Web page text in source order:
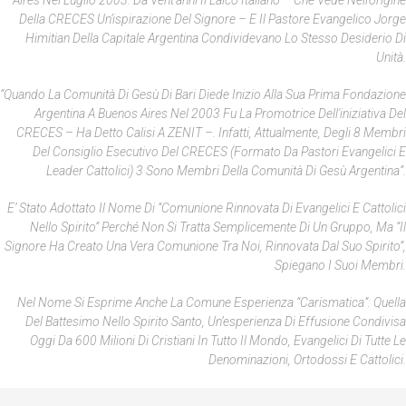
Della CRECES Un’ispirazione Del Signore – E Il Pastore Evangelico Jorge
Himitian Della Capitale Argentina Condividevano Lo Stesso Desiderio Di
Unità.
“Quando La Comunità Di Gesù Di Bari Diede Inizio Alla Sua Prima Fondazione
Argentina A Buenos Aires Nel 2003 Fu La Promotrice Dell'iniziativa Del
CRECES – Ha Detto Calisi A ZENIT –. Infatti, Attualmente, Degli 8 Membri
Del Consiglio Esecutivo Del CRECES (formato Da Pastori Evangelici E
Leader Cattolici) 3 Sono Membri Della Comunità Di Gesù Argentina”.
E’ Stato Adottato Il Nome Di “Comunione Rinnovata Di Evangelici E Cattolici
Nello Spirito” Perché Non Si Tratta Semplicemente Di Un Gruppo, Ma “il
Signore Ha Creato Una Vera Comunione Tra Noi, Rinnovata Dal Suo Spirito”,
Spiegano I Suoi Membri.
Nel Nome Si Esprime Anche La Comune Esperienza “carismatica”: Quella
Del Battesimo Nello Spirito Santo, Un’esperienza Di Effusione Condivisa
Oggi Da 600 Milioni Di Cristiani In Tutto Il Mondo, Evangelici Di Tutte Le
Denominazioni, Ortodossi E Cattolici.